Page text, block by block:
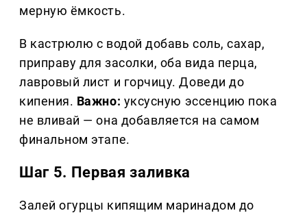
мерную ёмкость.
В кастрюлю с водой добавь соль, сахар,
приправу для засолки, оба вида перца,
лавровый лист и горчицу. Доведи до
кипения. Важно: уксусную эссенцию пока
не вливай — она добавляется на самом
финальном этапе.
Шаг 5. Первая заливка
Залей огурцы кипящим маринадом до